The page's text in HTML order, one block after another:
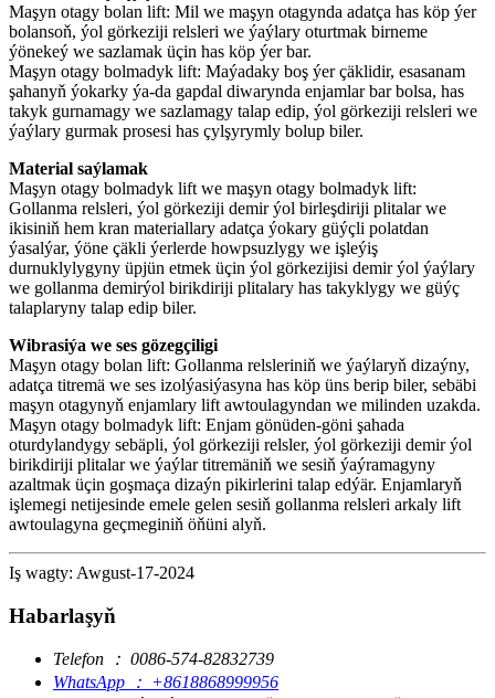
Maşyn otagy bolan lift: Mil we maşyn otagynda adatça has köp ýer
bolansoň, ýol görkeziji relsleri we ýaýlary oturtmak birneme
ýönekeý we sazlamak üçin has köp ýer bar.
Maşyn otagy bolmadyk lift: Maýadaky boş ýer çäklidir, esasanam
şahanyň ýokarky ýa-da gapdal diwarynda enjamlar bar bolsa, has
takyk gurnamagy we sazlamagy talap edip, ýol görkeziji relsleri we
ýaýlary gurmak prosesi has çylşyrymly bolup biler.
Material saýlamak
Maşyn otagy bolmadyk lift we maşyn otagy bolmadyk lift:
Gollanma relsleri, ýol görkeziji demir ýol birleşdiriji plitalar we
ikisiniň hem kran materiallary adatça ýokary güýçli polatdan
ýasalýar, ýöne çäkli ýerlerde howpsuzlygy we işleýiş
durnuklylygyny üpjün etmek üçin ýol görkezijisi demir ýol ýaýlary
we gollanma demirýol birikdiriji plitalary has takyklygy we güýç
talaplaryny talap edip biler.
Wibrasiýa we ses gözegçiligi
Maşyn otagy bolan lift: Gollanma relsleriniň we ýaýlaryň dizaýny,
adatça titremä we ses izolýasiýasyna has köp üns berip biler, sebäbi
maşyn otagynyň enjamlary lift awtoulagyndan we milinden uzakda.
Maşyn otagy bolmadyk lift: Enjam gönüden-göni şahada
oturdylandygy sebäpli, ýol görkeziji relsler, ýol görkeziji demir ýol
birikdiriji plitalar we ýaýlar titremäniň we sesiň ýaýramagyny
azaltmak üçin goşmaça dizaýn pikirlerini talap edýär. Enjamlaryň
işlemegi netijesinde emele gelen sesiň gollanma relsleri arkaly lift
awtoulagyna geçmeginiň öňüni alyň.
Iş wagty: Awgust-17-2024
Habarlaşyň
Telefon ： 0086-574-82832739
WhatsApp ： +8618868999956